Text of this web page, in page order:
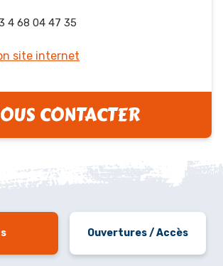
4 68 04 47 35
site internet
CONTACTER
Ouvertures / Accès